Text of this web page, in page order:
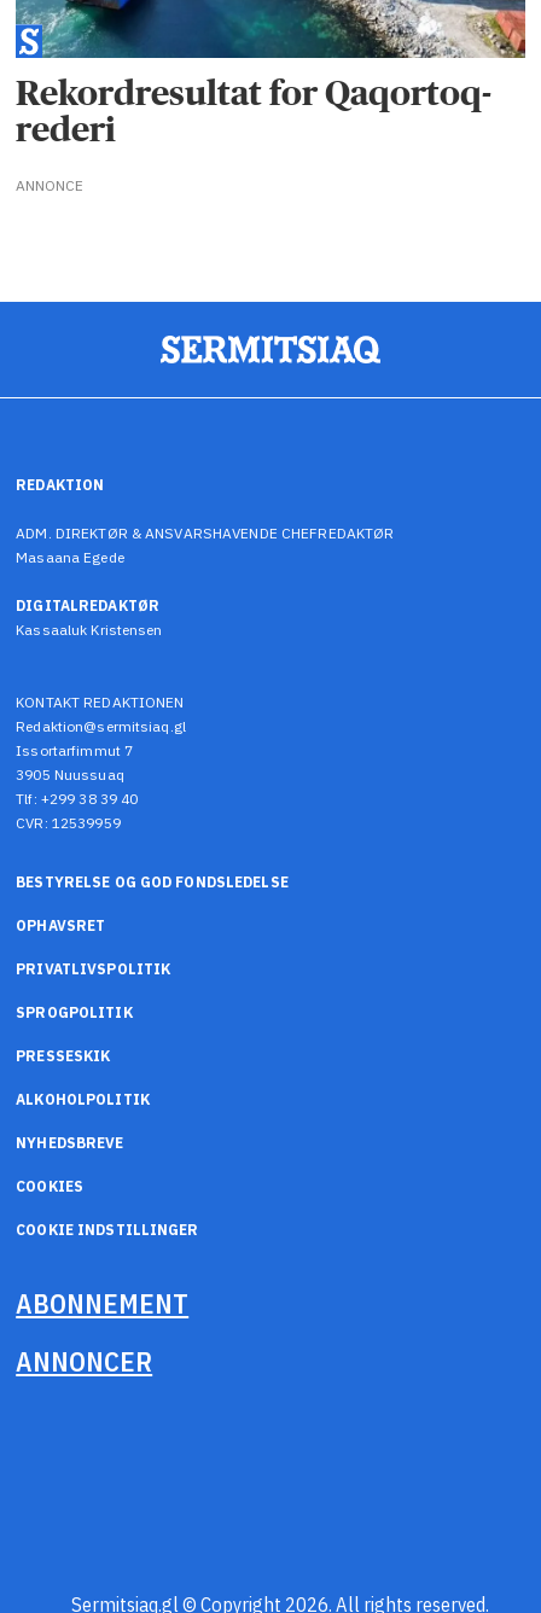
Rekordresultat for Qaqortoq-
rederi
ANNONCE
REDAKTION
ADM. DIREKTØR & ANSVARSHAVENDE CHEFREDAKTØR
Masaana Egede
DIGITALREDAKTØR
Kassaaluk Kristensen
KONTAKT REDAKTIONEN
Redaktion@sermitsiaq.gl
Issortarfimmut 7
3905 Nuussuaq
Tlf: +299 38 39 40
CVR: 12539959
BESTYRELSE OG GOD FONDSLEDELSE
OPHAVSRET
PRIVATLIVSPOLITIK
SPROGPOLITIK
PRESSESKIK
ALKOHOLPOLITIK
NYHEDSBREVE
COOKIES
COOKIE INDSTILLINGER
ABONNEMENT
ANNONCER
Sermitsiaq.gl © Copyright 2026. All rights reserved.